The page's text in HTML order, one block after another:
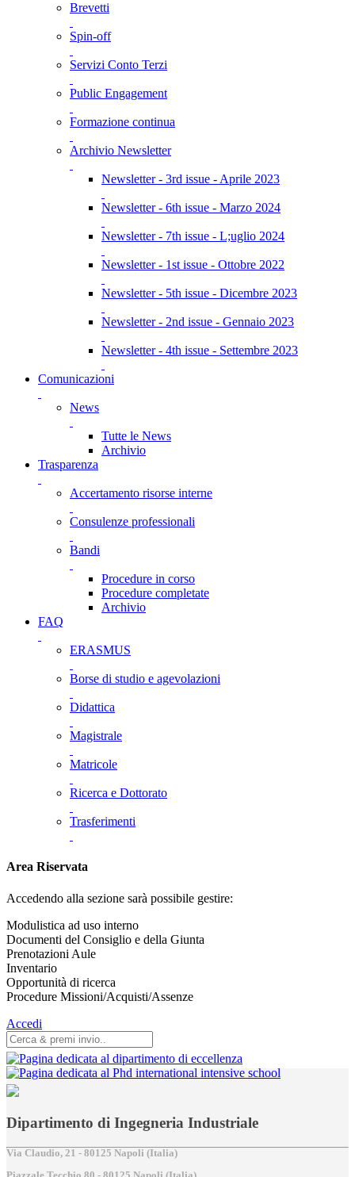
Brevetti
Spin-off
Servizi Conto Terzi
Public Engagement
Formazione continua
Archivio Newsletter
Newsletter - 3rd issue - Aprile 2023
Newsletter - 6th issue - Marzo 2024
Newsletter - 7th issue - L;uglio 2024
Newsletter - 1st issue - Ottobre 2022
Newsletter - 5th issue - Dicembre 2023
Newsletter - 2nd issue - Gennaio 2023
Newsletter - 4th issue - Settembre 2023
Comunicazioni
News
Tutte le News
Archivio
Trasparenza
Accertamento risorse interne
Consulenze professionali
Bandi
Procedure in corso
Procedure completate
Archivio
FAQ
ERASMUS
Borse di studio e agevolazioni
Didattica
Magistrale
Matricole
Ricerca e Dottorato
Trasferimenti
Area Riservata
Accedendo alla sezione sarà possibile gestire:
Modulistica ad uso interno
Documenti del Consiglio e della Giunta
Prenotazioni Aule
Inventario
Opportunità di ricerca
Procedure Missioni/Acquisti/Assenze
Accedi
Dipartimento di Ingegneria Industriale
Via Claudio, 21 - 80125 Napoli (Italia)